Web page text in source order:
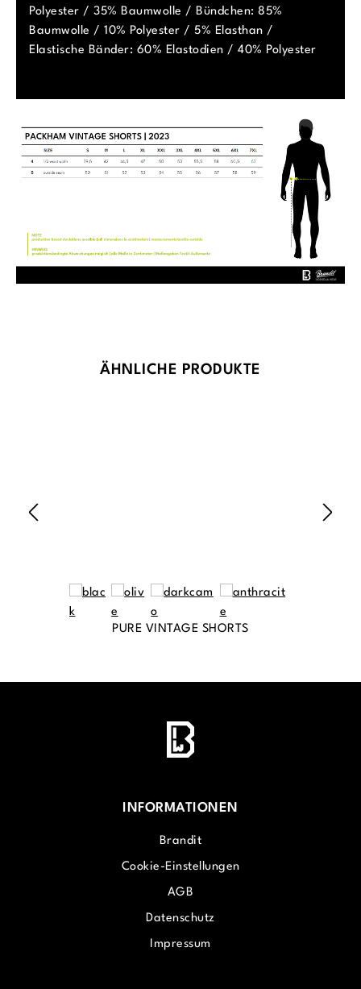
Polyester / 35% Baumwolle / Bündchen: 85%
Baumwolle / 10% Polyester / 5% Elasthan /
Elastische Bänder: 60% Elastodien / 40% Polyester
Produktgalerie überspringen
ÄHNLICHE PRODUKTE
PURE VINTAGE SHORTS
INFORMATIONEN
Brandit
Cookie-Einstellungen
AGB
Datenschutz
Impressum